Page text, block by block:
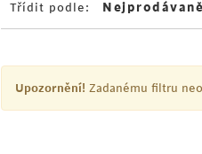
Třídit podle:
Upozornění! Zadanému filtru